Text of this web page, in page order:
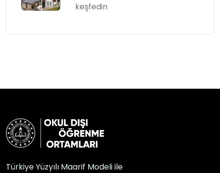
keşfedin
Türkiye Yüzyılı Maarif Modeli ile